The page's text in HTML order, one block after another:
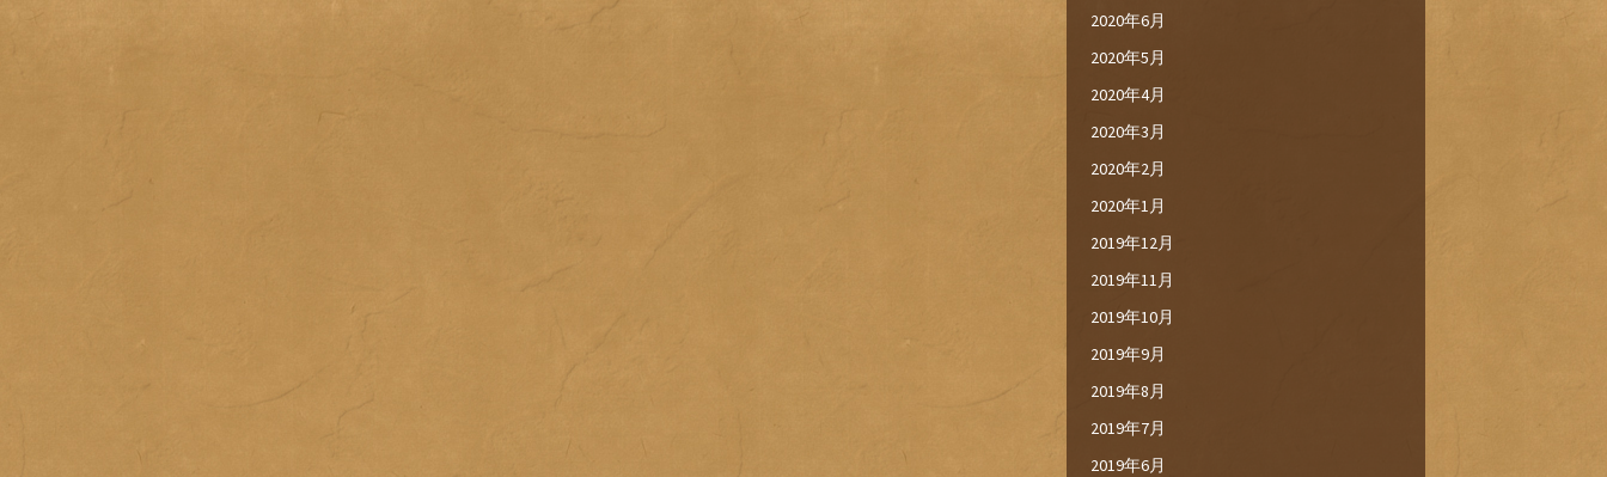
2020年6月
2020年5月
2020年4月
2020年3月
2020年2月
2020年1月
2019年12月
2019年11月
2019年10月
2019年9月
2019年8月
2019年7月
2019年6月